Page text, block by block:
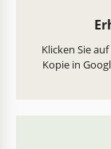
Klicken Sie
Kopie in